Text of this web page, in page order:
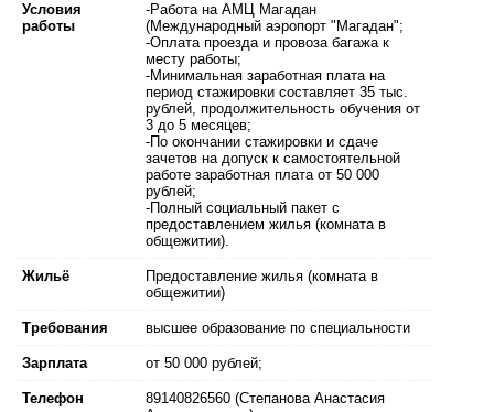
Условия
работы
-Работа на АМЦ Магадан
(Международный аэропорт "Магадан";
-Оплата проезда и провоза багажа к
месту работы;
-Минимальная заработная плата на
период стажировки составляет 35 тыс.
рублей, продолжительность обучения от
3 до 5 месяцев;
-По окончании стажировки и сдаче
зачетов на допуск к самостоятельной
работе заработная плата от 50 000
рублей;
-Полный социальный пакет с
предоставлением жилья (комната в
общежитии).
Жильё
Предоставление жилья (комната в
общежитии)
Требования высшее образование по специальности
Зарплата от 50 000 рублей;
Телефон
89140826560 (Степанова Анастасия